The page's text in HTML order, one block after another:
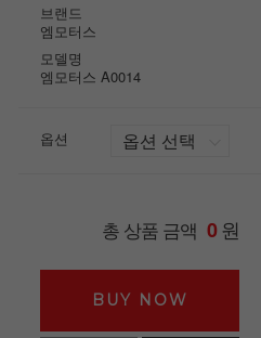
브랜드
엠모터스
모델명
엠모터스 A0014
옵션
총 상품 금액 0원
BUY NOW